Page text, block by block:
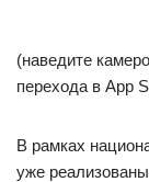
(наведите
перехода в App
В рамках
уже